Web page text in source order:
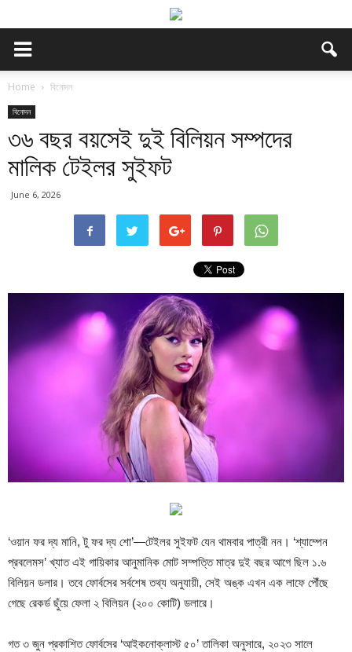
Home বিনোদন
বিনোদন
৩৬ বছর বয়সেই দুই বিলিয়ন সম্পদের
মালিক টেইলর সুইফট
June 6, 2026
‘ওয়ান ফর দ্য মানি, টু ফর দ্য শো’—টেইলর সুইফট যেন থামবার পাত্রী নন। ‘শ্যাম্পেন
প্রবলেমস’ খ্যাত এই গায়িকার আনুমানিক মোট সম্পত্তি মাত্র দুই বছর আগে ছিল ১.৬
বিলিয়ন ডলার। তবে ফোর্বসের সর্বশেষ তথ্য অনুযায়ী, সেই অঙ্ক এখন এক লাফে পৌঁছে
গেছে রেকর্ড ছুঁয়ে ফেলা ২ বিলিয়ন (২০০ কোটি) ডলারে।
গত ৩ জুন প্রকাশিত ফোর্বসের ‘আইকনোক্লাস্ট ৫০’ তালিকা অনুসারে, ২০২৩ সালে